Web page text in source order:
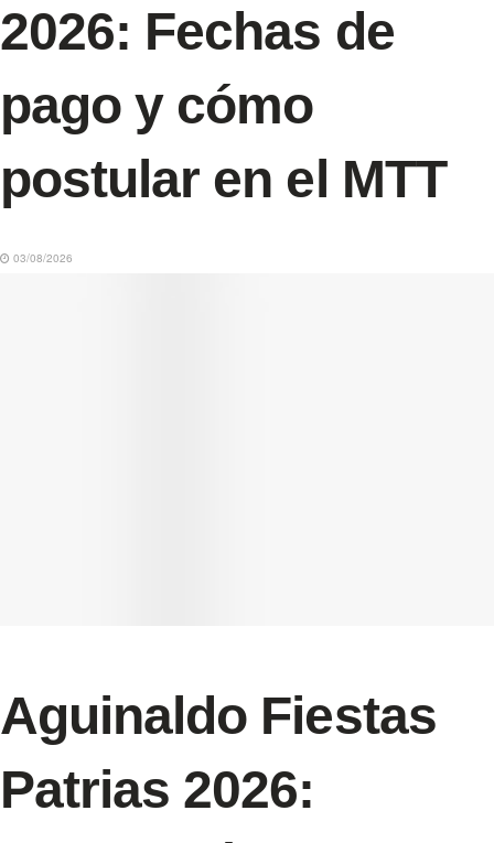
2026: Fechas de
pago y cómo
postular en el MTT
03/08/2026
Aguinaldo Fiestas
Patrias 2026: